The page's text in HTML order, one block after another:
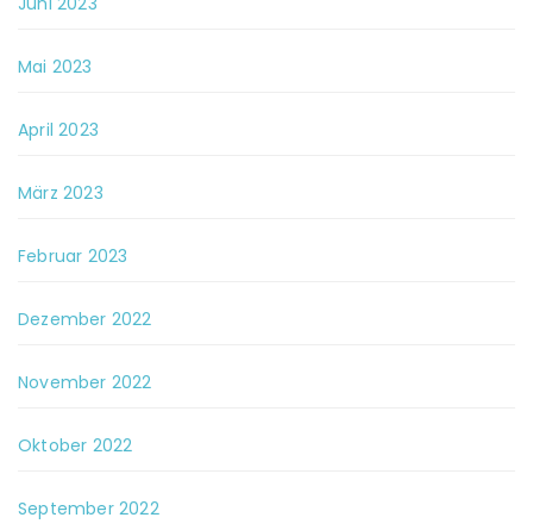
Mai 2023
April 2023
März 2023
Februar 2023
Dezember 2022
November 2022
Oktober 2022
September 2022